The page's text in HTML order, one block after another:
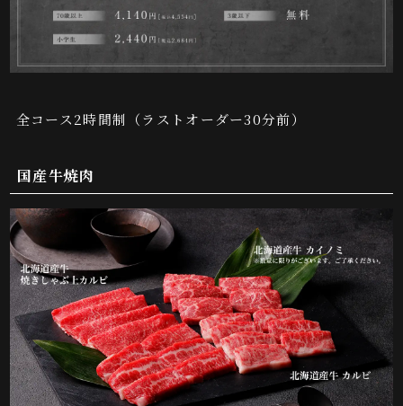
全コース2時間制（ラストオーダー30分前）
国産牛焼肉